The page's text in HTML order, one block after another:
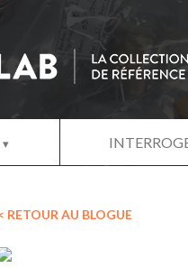
RETOUR AU BLOGUE